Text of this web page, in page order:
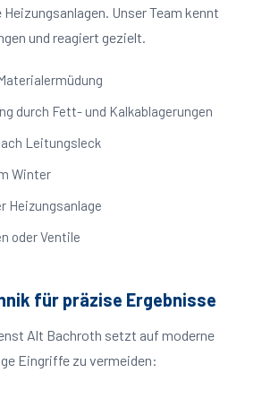
Unser Team kennt
und reagiert gezielt.
durch Fett- und Kalkablagerungen
Leitungsleck
Winter
Heizungsanlage
oder Ventile
für präzise Ergebnisse
Alt Bachroth setzt auf moderne
Eingriffe zu vermeiden: